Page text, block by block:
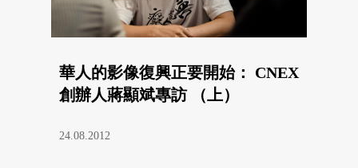
華人的影像復興正要開始： CNEX
創辦人蔣顯斌專訪 （上）
24.08.2012